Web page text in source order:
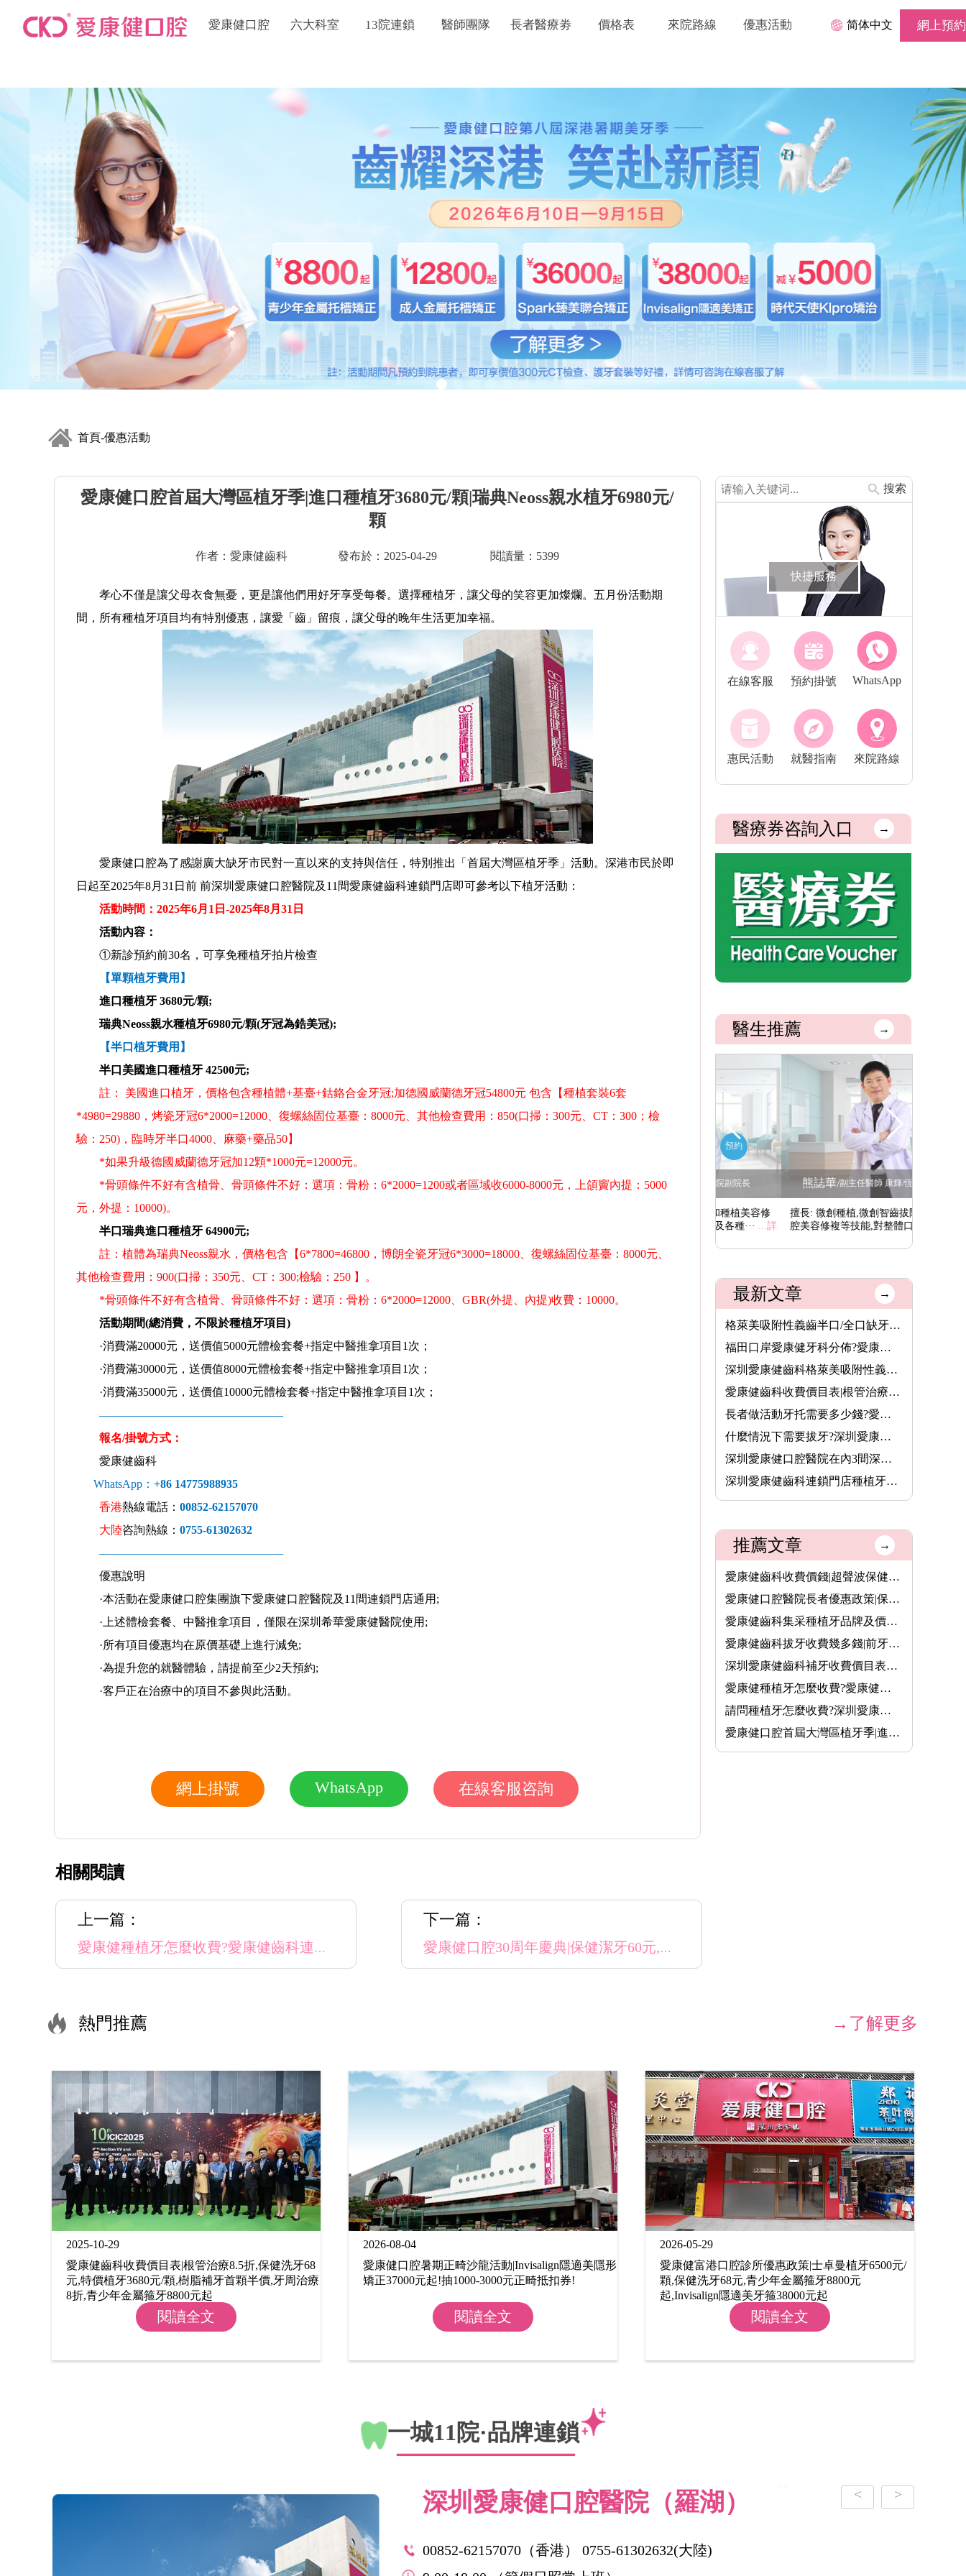
愛康健口腔 六大科室 13院連鎖 醫師團隊 長者醫療劵 價格表 來院路線 優惠活動 简体中文 網上預約
首頁-優惠活動
愛康健口腔首屆大灣區植牙季|進口種植牙3680元/顆|瑞典Neoss親水植牙6980元/
顆
作者：愛康健齒科 發布於：2025-04-29 閱讀量：5399
孝心不僅是讓父母衣食無憂，更是讓他們用好牙享受每餐。選擇種植牙，讓父母的笑容更加燦爛。五月份活動期
間，所有種植牙項目均有特別優惠，讓愛「齒」留痕，讓父母的晚年生活更加幸福。
愛康健口腔為了感謝廣大缺牙市民對一直以來的支持與信任，特別推出「首屆大灣區植牙季」活動。深港市民於即
日起至2025年8月31日前 前深圳愛康健口腔醫院及11間愛康健齒科連鎖門店即可參考以下植牙活動：
活動時間：2025年6月1日-2025年8月31日
活動內容：
①新診預約前30名，可享免種植牙拍片檢查
【單顆植牙費用】
進口種植牙 3680元/顆;
瑞典Neoss親水種植牙6980元/顆(牙冠為鋯美冠);
【半口植牙費用】
半口美國進口種植牙 42500元;
註： 美國進口植牙，價格包含種植體+基臺+鈷鉻合金牙冠;加德國威蘭德牙冠54800元 包含【種植套裝6套
*4980=29880，烤瓷牙冠6*2000=12000、復螺絲固位基臺：8000元、其他檢查費用：850(口掃：300元、CT：300；檢
驗：250)，臨時牙半口4000、麻藥+藥品50】
*如果升級德國威蘭德牙冠加12顆*1000元=12000元。
*骨頭條件不好有含植骨、骨頭條件不好：選項：骨粉：6*2000=1200或者區域收6000-8000元，上頜竇內提：5000
元，外提：10000)。
半口瑞典進口種植牙 64900元;
註：植體為瑞典Neoss親水，價格包含【6*7800=46800，博朗全瓷牙冠6*3000=18000、復螺絲固位基臺：8000元、
其他檢查費用：900(口掃：350元、CT：300;檢驗：250 】。
*骨頭條件不好有含植骨、骨頭條件不好：選項：骨粉：6*2000=12000、GBR(外提、內提)收費：10000。
活動期間(總消費，不限於種植牙項目)
·消費滿20000元，送價值5000元體檢套餐+指定中醫推拿項目1次；
·消費滿30000元，送價值8000元體檢套餐+指定中醫推拿項目1次；
·消費滿35000元，送價值10000元體檢套餐+指定中醫推拿項目1次；
————————————————
報名/掛號方式：
愛康健齒科
WhatsApp： +86 14775988935
香港熱線電話： 00852-62157070
大陸咨詢熱線： 0755-61302632
————————————————
優惠說明
·本活動在愛康健口腔集團旗下愛康健口腔醫院及11間連鎖門店通用;
·上述體檢套餐、中醫推拿項目，僅限在深圳希華愛康健醫院使用;
·所有項目優惠均在原價基礎上進行減免;
·為提升您的就醫體驗，請提前至少2天預約;
·客戶正在治療中的項目不參與此活動。
網上掛號 WhatsApp 在線客服咨詢
搜索
快捷服務
在線客服 預約掛號 WhatsApp
惠民活動 就醫指南 來院路線
醫療券咨詢入口 →
醫生推薦 →
預約
種植、美學修復、數值化植
...詳情
鞏賢平/副主任醫師 醫院院長/碩士
預約
擅長: 種植修復，微創美學修復，全口咬合
重建等；熟練應用口腔顯微鏡並···
李川/主治醫師 口腔醫院院長 盧勇輝/主治醫師 口腔醫院副院長 熊誌華 副主任醫師 康輝/恆樂門診院長
預約
擅長: 微創種植,微創智齒拔除以及微創口
腔美容修複等技能,對整體口腔方···...詳情
最新文章 →
格萊美吸附性義齒半口/全口缺牙者的穩固新選擇,活動牙可以香港長···
福田口岸愛康健牙科分佈?愛康健齒科收費價錢2026
深圳愛康健齒科格萊美吸附性義齒半口價錢7000元,全口費用13800元···
愛康健齒科收費價目表|根管治療8.5折,保健洗牙68元,特價植牙3680···
長者做活動牙托需要多少錢?愛康健齒科格萊美吸附性義齒價格(半口···
什麼情況下需要拔牙?深圳愛康健齒科拔牙價錢收費價目表2025
深圳愛康健口腔醫院在內3間深圳醫療機構,8月14日起可用香港長者醫···
深圳愛康健齒科連鎖門店種植牙價格表2026|愛康健進口植牙3680元起···
推薦文章 →
愛康健齒科收費價錢|超聲波保健洗牙68元|常規樹脂補牙首顆半價|進···
愛康健口腔醫院長者優惠政策|保健洗牙58元;無鹽噴砂潔牙168元,全···
愛康健齒科集采種植牙品牌及價格?單顆種植集采價5000-8000元不等···
愛康健齒科拔牙收費幾多錢|前牙200-300元/顆|後牙拔牙300-500元/···
深圳愛康健齒科補牙收費價目表2025|美國常規樹脂補牙7折(原價 30···
愛康健種植牙怎麼收費?愛康健齒科連鎖口腔醫院種植牙6980元起/顆···
請問種植牙怎麼收費?深圳愛康健牙科種植牙價錢價格表2025
愛康健口腔首屆大灣區植牙季|進口種植牙3680元/顆|瑞典Neoss親水···
相關閱讀
上一篇：
愛康健種植牙怎麼收費?愛康健齒科連鎖口腔醫院種植牙6980元起/顆!
下一篇：
愛康健口腔30周年慶典|保健潔牙60元,半口美國進口植牙42500元,常規樹脂補牙7折,脫智慧齒減300元/顆
熱門推薦 →了解更多
2025-10-29
愛康健齒科收費價目表|根管治療8.5折,保健洗牙68
元,特價植牙3680元/顆,樹脂補牙首顆半價,牙周治療
8折,青少年金屬箍牙8800元起
閱讀全文
2026-08-04
愛康健口腔暑期正畸沙龍活動|Invisalign隱適美隱形
矯正37000元起!抽1000-3000元正畸抵扣券!
閱讀全文
2026-05-29
愛康健富港口腔診所優惠政策|士卓曼植牙6500元/
顆,保健洗牙68元,青少年金屬箍牙8800元
起,Invisalign隱適美牙箍38000元起
閱讀全文
一城11院·品牌連鎖
深圳愛康健口腔醫院（羅湖）
00852-62157070（香港） 0755-61302632(大陸)
< >